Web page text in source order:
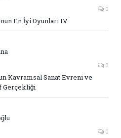
0
En İyi Oyunları IV
0
Kavramsal Sanat Evreni ve
Gerçekliği
0